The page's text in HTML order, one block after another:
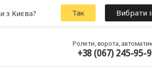
Ролети, ворота,
+38 (067) 245-95-
з Києва? Так Вибрати